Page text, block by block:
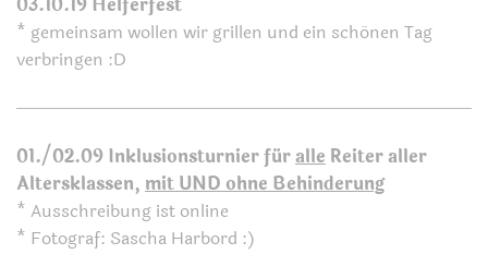
* gemeinsam wollen wir grillen und ein schönen Tag
verbringen :D
01./02.09 Inklusionsturnier füralle Reiter aller
Altersklassen, mit UND ohne Behinderung
* Ausschreibung ist online
* Fotograf: Sascha Harbord :)